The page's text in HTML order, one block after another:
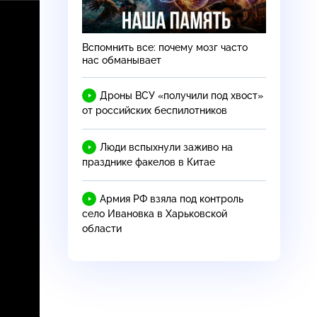
Вспомнить все: почему мозг часто
нас обманывает
Дроны ВСУ «получили под хвост»
от российских беспилотников
Люди вспыхнули заживо на
празднике факелов в Китае
Армия РФ взяла под контроль
село Ивановка в Харьковской
области